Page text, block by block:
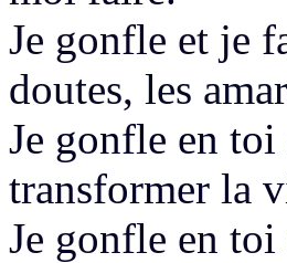
Je gonfle et je
doutes, les
Je gonfle en
transformer la
Je gonfle en toi